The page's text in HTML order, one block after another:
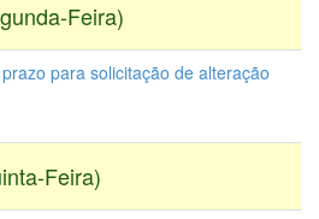
Feira)
para solicitação de alteração
Feira)